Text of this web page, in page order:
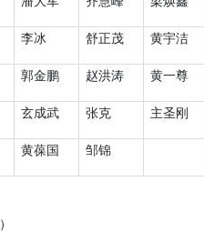
李冰 舒正茂 黄宇洁
郭金鹏 赵洪涛 黄一尊
玄成武 张克 主圣刚
黄葆国 邹锦
）